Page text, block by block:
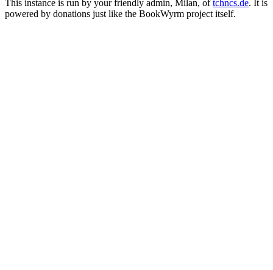
This instance is run by your friendly admin, Milan, oftchncs.de. It is
powered by donations just like the BookWyrm project itself.